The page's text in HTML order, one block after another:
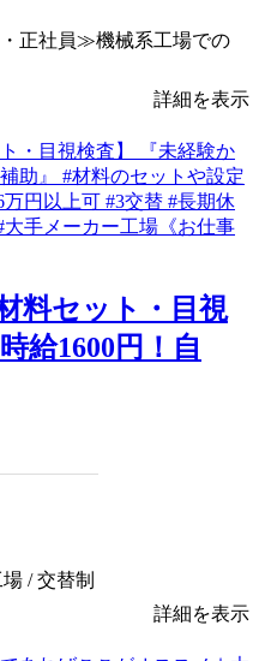
正社員≫機械系工場での
詳細を表示
料セット・目視
給1600円！自
/ 交替制
詳細を表示